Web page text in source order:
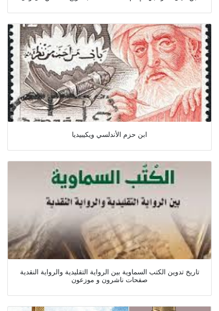
ابن حزم الأندلسي ويكيبيديا
تاريخ تدوين الكتب السماوية بين الرواية التقليدية والرواية النقدية
صفحات ناشرون و موزعون